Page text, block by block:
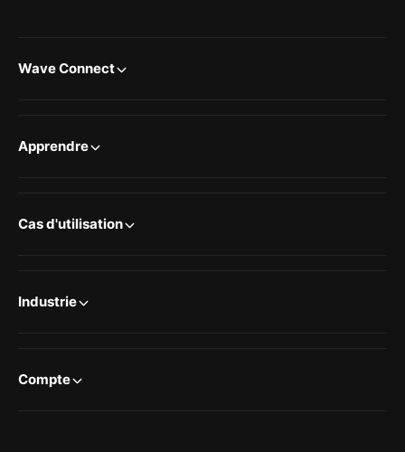
Wave Connect
Apprendre
Cas d'utilisation
Industrie
Compte